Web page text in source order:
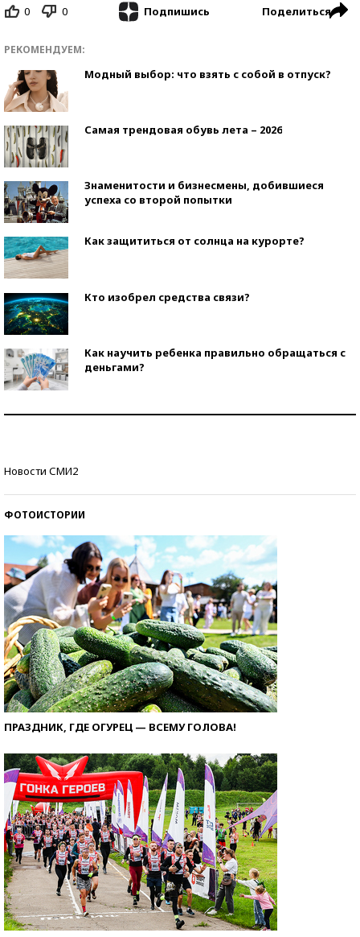
0 0 Подпишись Поделиться
РЕКОМЕНДУЕМ:
Модный выбор: что взять с собой в отпуск?
Самая трендовая обувь лета – 2026
Знаменитости и бизнесмены, добившиеся
успеха со второй попытки
Как защититься от солнца на курорте?
Кто изобрел средства связи?
Как научить ребенка правильно обращаться с
деньгами?
Новости СМИ2
ФОТОИСТОРИИ
ПРАЗДНИК, ГДЕ ОГУРЕЦ — ВСЕМУ ГОЛОВА!